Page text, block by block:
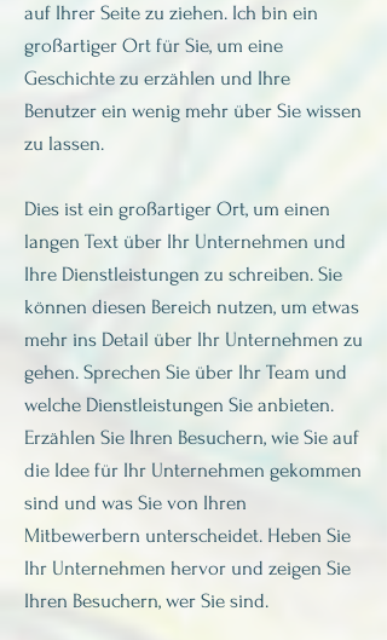
auf Ihrer Seite zu ziehen. Ich bin ein
großartiger Ort für Sie, um eine
Geschichte zu erzählen und Ihre
Benutzer ein wenig mehr über Sie wissen
zu lassen.
Dies ist ein großartiger Ort, um einen
langen Text über Ihr Unternehmen und
Ihre Dienstleistungen zu schreiben. Sie
können diesen Bereich nutzen, um etwas
mehr ins Detail über Ihr Unternehmen zu
gehen. Sprechen Sie über Ihr Team und
welche Dienstleistungen Sie anbieten.
Erzählen Sie Ihren Besuchern, wie Sie auf
die Idee für Ihr Unternehmen gekommen
sind und was Sie von Ihren
Mitbewerbern unterscheidet. Heben Sie
Ihr Unternehmen hervor und zeigen Sie
Ihren Besuchern, wer Sie sind.